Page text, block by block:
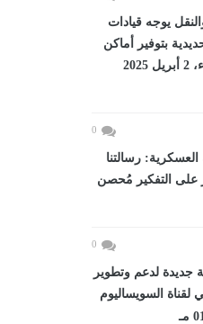
يوجه قيادات
بتوفير أماكن
في رحلات...اليوم الأربعاء، 2 أبريل 2025
0
العسكرية: رسالتنا
على التفكير مُحصن
0
جديدة لدعم وتطوير
لقناة السويساليوم